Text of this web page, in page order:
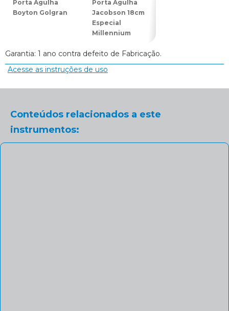
Porta Agulha
Boyton Golgran
Porta Agulha
Jacobson 18cm
Especial
Millennium
Garantia: 1 ano contra defeito de Fabricação.
Acesse as instruções de uso
Conteúdos relacionados a este
instrumentos: